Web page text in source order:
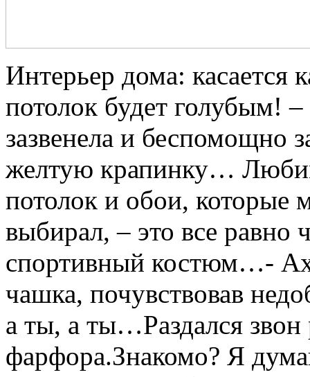
Интерьер дома:
потолок будет голубым!
зазвенела и беспомощно
желтую крапинку…
потолок и обои,
выбирал, – это все равно
спортивный костюм…-
чашка, почувствовав
а ты, а ты…Раздался звон
фарфора.Знакомо? Я